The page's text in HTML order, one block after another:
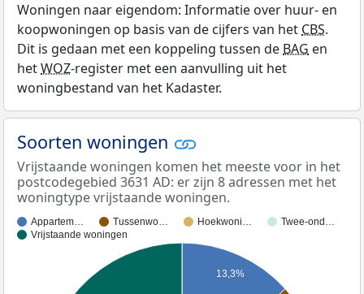
Woningen naar eigendom: Informatie over huur- en
koopwoningen op basis van de cijfers van het CBS.
Dit is gedaan met een koppeling tussen de BAG en
hetWOZ-register met een aanvulling uit het
woningbestand van het Kadaster.
Soorten woningen
Vrijstaande woningen komen het meeste voor in het
postcodegebied 3631 AD: er zijn 8 adressen met het
woningtype vrijstaande woningen.
Appartem… Tussenwo… Hoekwoni…
Twee-ond…
Vrijstaande woningen
13,3%